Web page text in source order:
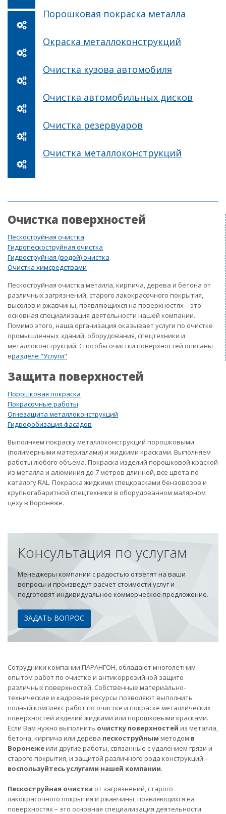
Порошковая покраска металла
Окраска металлоконструкций
Очистка кузова автомобиля
Очистка автомобильных дисков
Очистка резервуаров
Очистка металлоконструкций
Очистка поверхностей
Пескоструйная очистка
Гидропескоструйная очистка
Гидроструйная (водой) очистка
Очистка химсредствами
Пескоструйная очистка металла, кирпича, дерева и бетона от
различных загрязнений, старого лакокрасочного покрытия,
высолов и ржавчины, появляющихся на поверхностях – это
основная специализация деятельности нашей компании.
Помимо этого, наша организация оказывает услуги по очистке
промышленных зданий, оборудования, спецтехники и
металлоконструкций. Способы очистки поверхностей описаны
вразделе "Услуги"
Защита поверхностей
Порошковая покраска
Покрасочные работы
Огнезащита металлоконструкций
Гидрофобизация фасадов
Выполняем покраску металлоконструкций порошковыми
(полимерными материалами) и жидкими красками. Выполняем
работы любого объема. Покраска изделий порошковой краской
из металла и алюминия до 7 метров длинной, все цвета по
каталогу RAL. Покраска жидкими спецкрасками бензовозов и
крупногабаритной спецтехники в оборудованном малярном
цеху в Воронеже.
Консультация по услугам
Менеджеры компании с радостью ответят на ваши
вопросы и произведут расчет стоимости услуг и
подготовят индивидуальное коммерческое предложение.
ЗАДАТЬ ВОПРОС
Сотрудники компании ПАРАНГОН, обладают многолетним
опытом работ по очистке и антикоррозийной защите
различных поверхностей. Собственные материально-
технические и кадровые ресурсы позволяют выполнить
полный комплекс работ по очистке и покраске металлических
поверхностей изделий жидкими или порошковыми красками.
Если Вам нужно выполнить очистку поверхностей из металла,
бетона, кирпича или дерева пескоструйным методом в
Воронежеили другие работы, связанные с удалением грязи и
старого покрытия, и защитой различного рода конструкций –
воспользуйтесь услугами нашей компании.
Пескоструйная очистка от загрязнений, старого
лакокрасочного покрытия и ржавчины, появляющихся на
поверхностях – это основная специализация деятельности